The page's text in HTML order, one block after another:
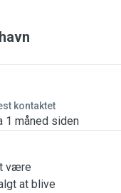
kontaktet
1 måned siden
være
at blive